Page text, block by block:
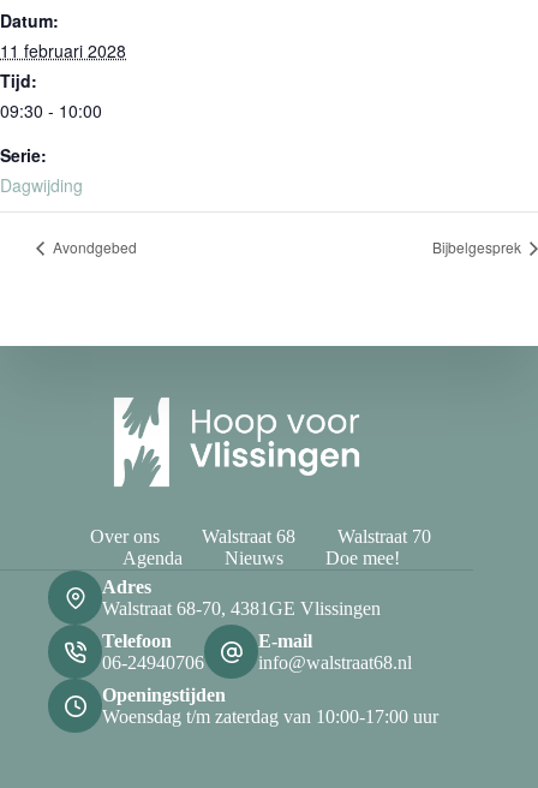
Datum:
11 februari 2028
Tijd:
09:30 - 10:00
Serie:
Dagwijding
Avondgebed Bijbelgesprek
Over ons Walstraat 68
Walstraat 70
Agenda
Nieuws
Doe mee!
Adres
Walstraat 68-70, 4381GE Vlissingen
Telefoon
06-24940706
E-mail
info@walstraat68.nl
Openingstijden
Woensdag t/m zaterdag van 10:00-17:00 uur